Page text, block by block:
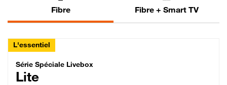
Fibre Fibre + Smart TV
L'essentiel
Série Spéciale Livebox Lite Fibre
Série Spéciale Livebox
Lite